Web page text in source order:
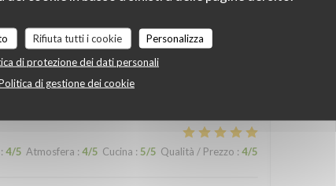
Rifiuta tutti i cookie
Personalizza
di protezione dei dati personali
di gestione dei cookie
dégustation autour de la truffe noire du
une prochaine fois Salutations gourmandes
: 4/5 Atmosfera : 4/5 Cucina : 5/5 Qualità / Prezzo : 4/5